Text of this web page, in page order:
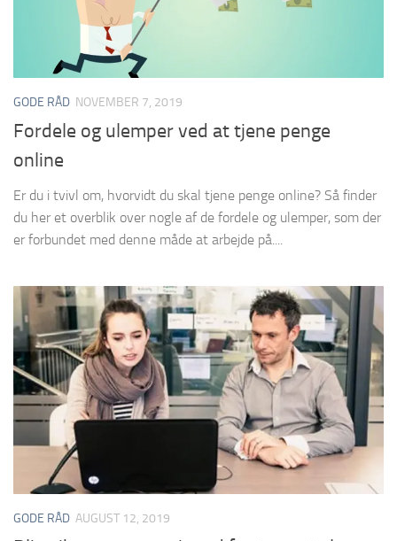
GODE RÅD NOVEMBER 7, 2019
Fordele og ulemper ved at tjene penge
online
Er du i tvivl om, hvorvidt du skal tjene penge online? Så finder
du her et overblik over nogle af de fordele og ulemper, som der
er forbundet med denne måde at arbejde på....
GODE RÅD AUGUST 12, 2019